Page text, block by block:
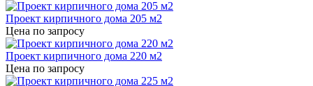
Проект кирпичного дома 205 м2
Цена по запросу
Проект кирпичного дома 220 м2
Цена по запросу